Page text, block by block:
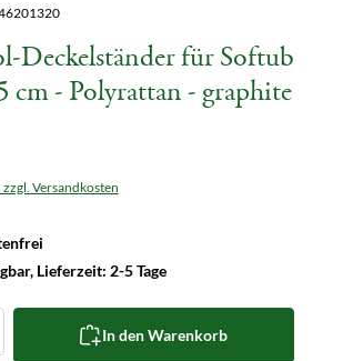
Deckelständer für Softub
cm - Polyrattan - graphite
Versandkosten
Lieferzeit: 2-5 Tage
Gib den gewünschten Wert ein
In den Warenkorb